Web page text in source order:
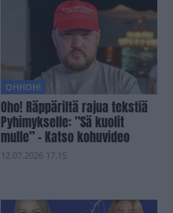
OHHOH!
Oho! Räppäriltä rajua tekstiä
Pyhimykselle: ”Sä kuolit
mulle” – Katso kohuvideo
12.07.2026 17.15